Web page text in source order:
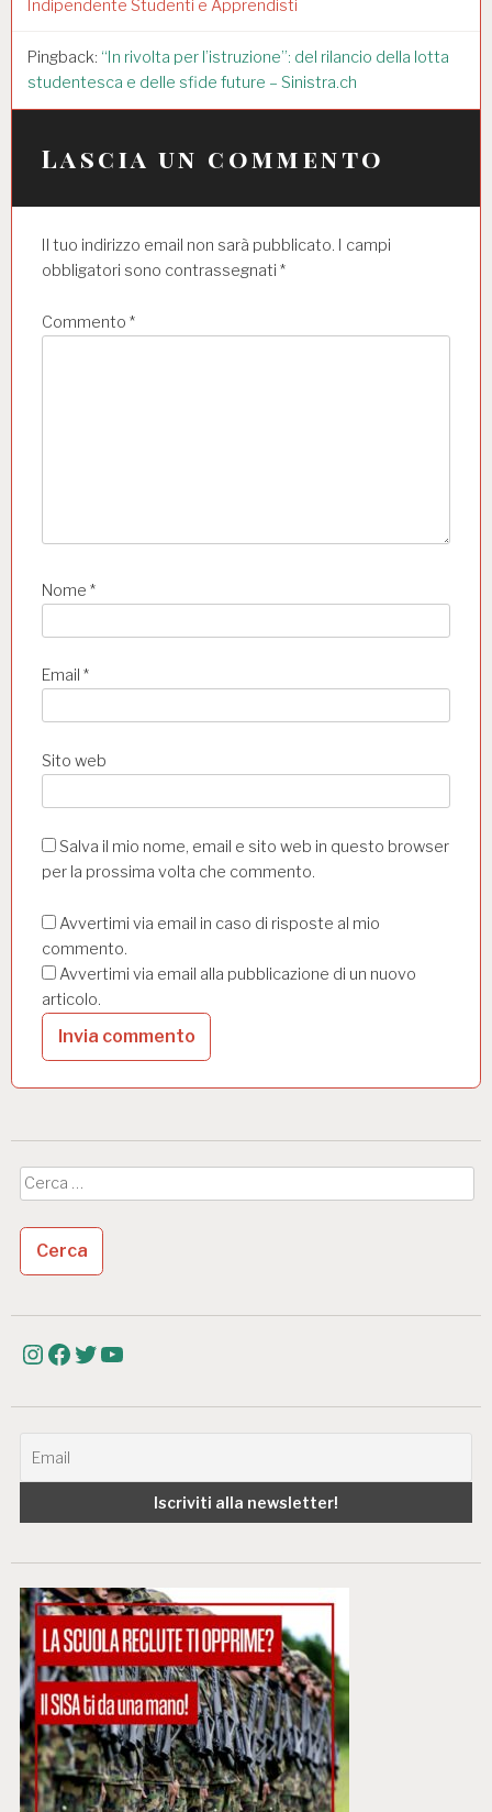
r
t
l
Indipendente Studenti e Apprendisti
Pingback: “In rivolta per l’istruzione”: del rilancio della lotta
studentesca e delle sfide future – Sinistra.ch
Lascia un commento
Il tuo indirizzo email non sarà pubblicato. I campi
obbligatori sono contrassegnati *
Commento *
Nome *
Email *
Sito web
Salva il mio nome, email e sito web in questo browser
per la prossima volta che commento.
Avvertimi via email in caso di risposte al mio
commento.
Avvertimi via email alla pubblicazione di un nuovo
articolo.
Ricerca
per:
Instagram
Facebook
Twitter
YouTube